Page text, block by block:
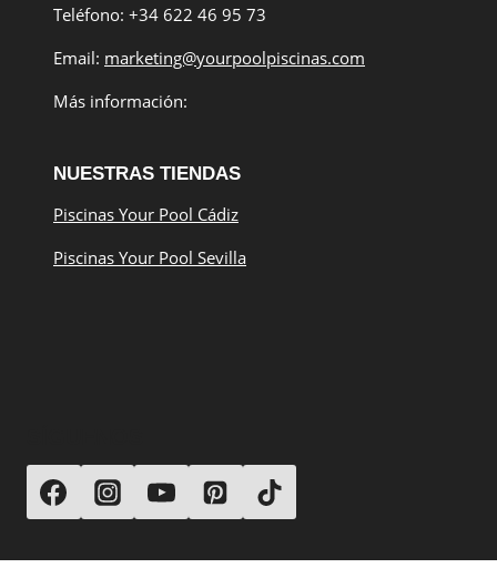
Teléfono: +34 622 46 95 73
Email: marketing@yourpoolpiscinas.com
Más información:
NUESTRAS TIENDAS
Piscinas Your Pool Cádiz
Piscinas Your Pool Sevilla